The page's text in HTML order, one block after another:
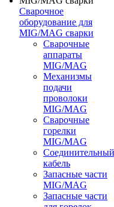
Сварочное
оборудование для
MIG/MAG сварки
Сварочные
аппараты
MIG/MAG
Механизмы
подачи
проволоки
MIG/MAG
Сварочные
горелки
MIG/MAG
Соединительный
кабель
Запасные части
MIG/MAG
Запасные части